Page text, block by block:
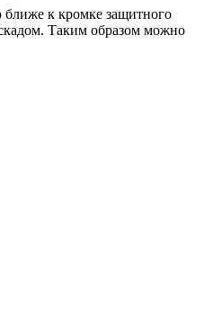
ближе к кромке защитного
Таким образом можно